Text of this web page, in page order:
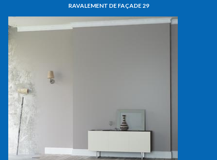
RAVALEMENT DE FAÇADE 29